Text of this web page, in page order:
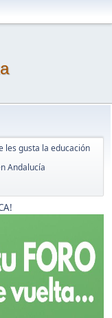
les gusta la educación
Andalucía